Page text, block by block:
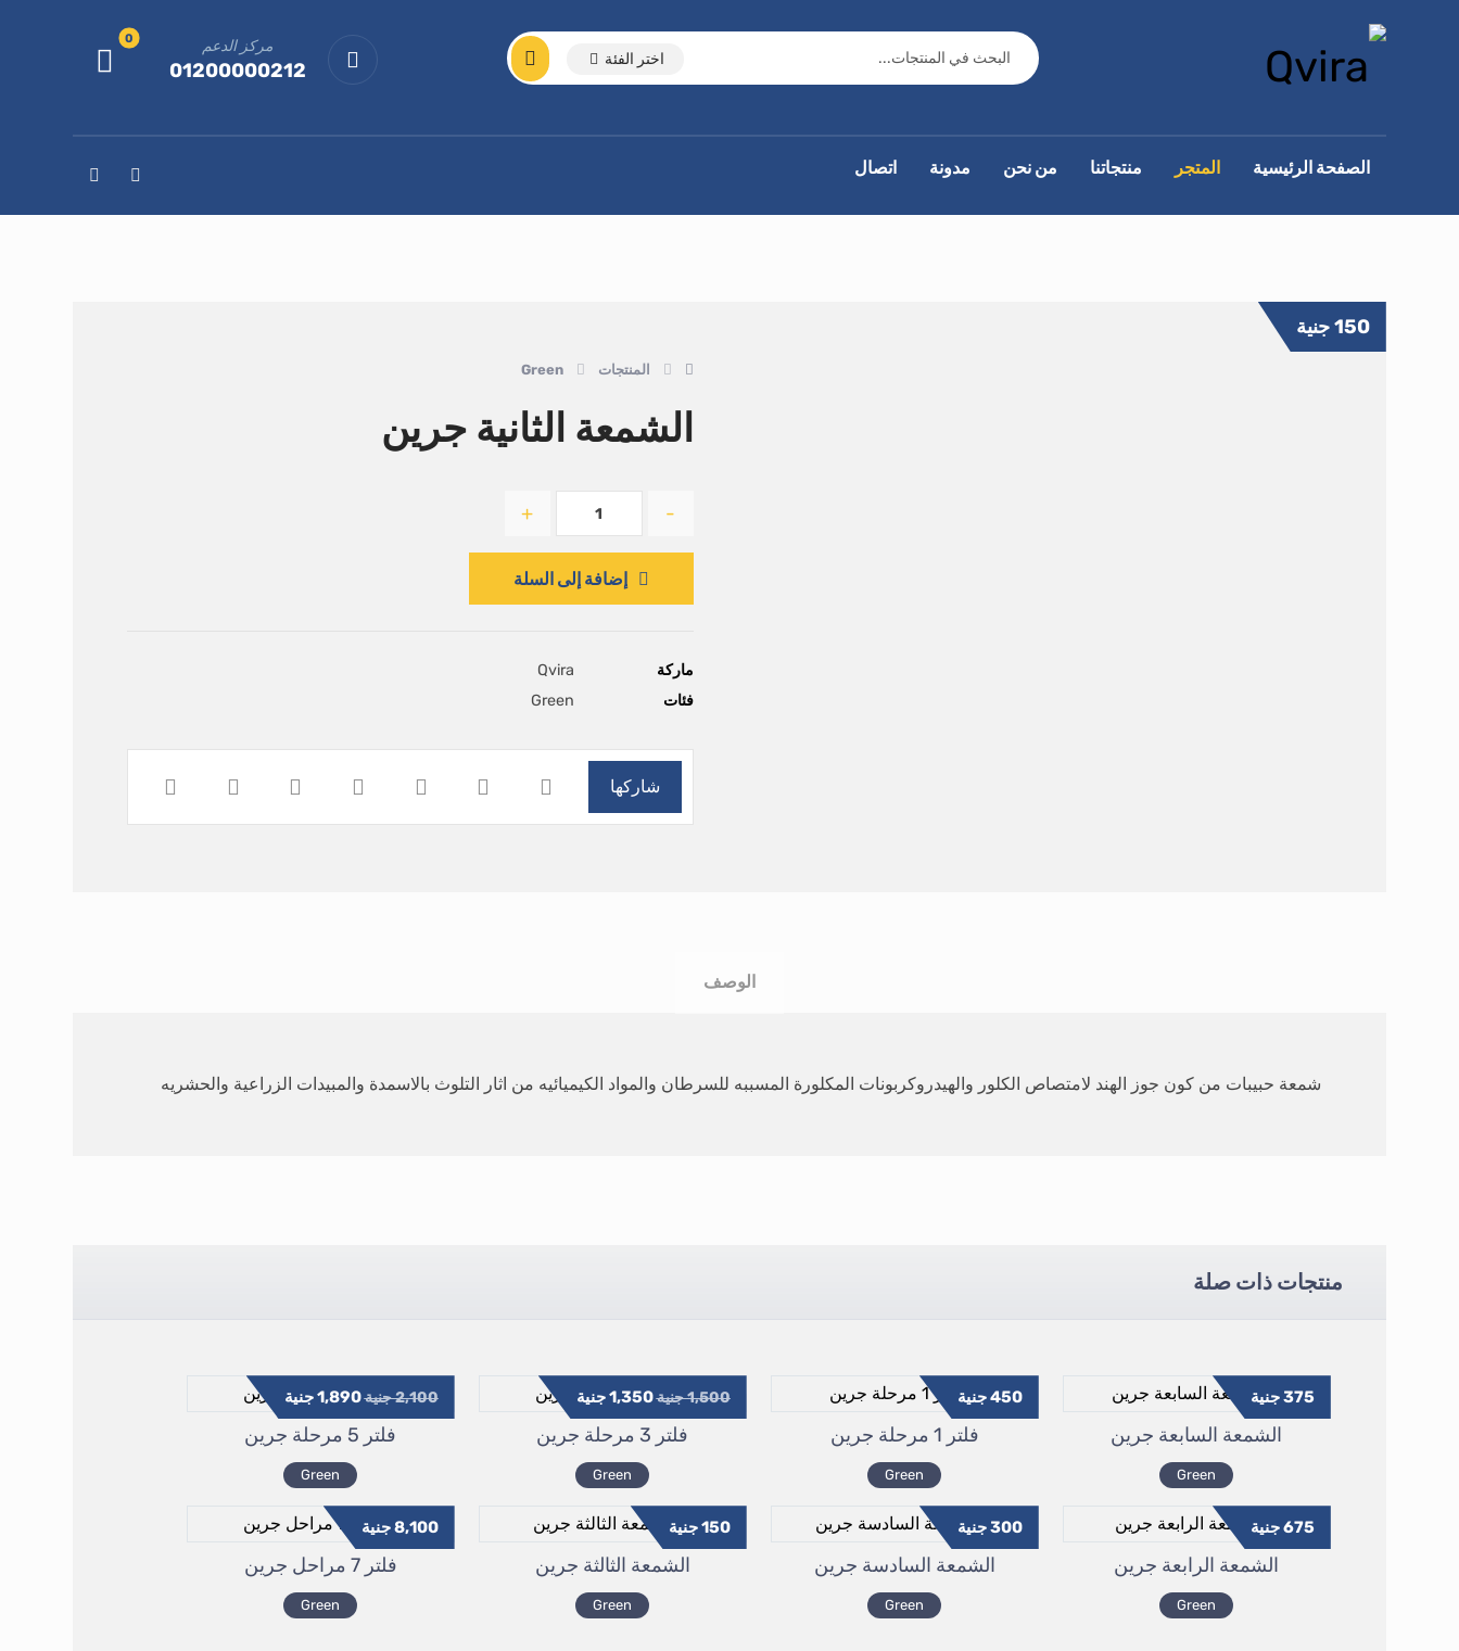
اختر الفئة
مركز الدعم
01200000212
الصفحة الرئيسية المتجر منتجاتنا من نحن مدونة اتصال
المنتجات Green
الشمعة الثانية جرين
150جنية
-
+
إضافة إلى السلة
ماركة
Qvira
فئات
Green
الوصف
شمعة حبيبات من كون جوز الهند لامتصاص الكلور والهيدروكربونات المكلورة المسببه للسرطان والمواد الكيميائيه من اثار التلوث بالاسمدة والمبيدات الزراعية والحشريه
منتجات ذات صلة
الشمعة السابعة جرين
Green
375جنية
فلتر 1 مرحلة جرين
Green
450جنية
فلتر 3 مرحلة جرين
Green
1,500جنية1,350جنية
فلتر 5 مرحلة جرين
Green
2,100جنية1,890جنية
الشمعة الرابعة جرين
Green
675جنية
الشمعة السادسة جرين
Green
300جنية
الشمعة الثالثة جرين
Green
150جنية
فلتر 7 مراحل جرين
Green
8,100جنية